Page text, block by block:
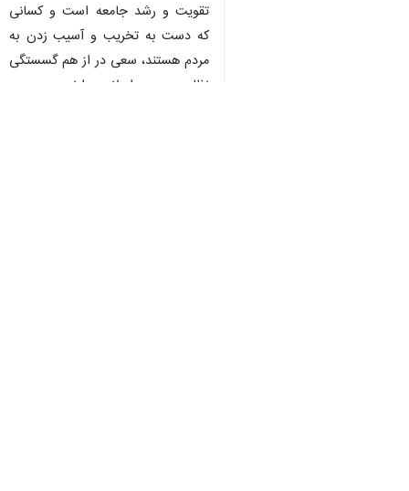
تقویت و رشد جامعه است و کسانی
که دست به تخریب و آسیب زدن به
مردم هستند، سعی در از هم گسستگی
نظام جمهوری اسلامی دارند.